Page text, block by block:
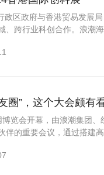
政区政府与香港贸易发展
、跨行业科创合作。浪
圈”，这个大会颇有
览会开幕，由浪潮集团
伴的重要会议，通过搭